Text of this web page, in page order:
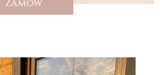
Zamów